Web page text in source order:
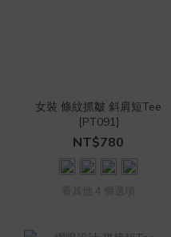
女裝 條紋抓皺 斜肩短Tee
[PT091]
NT$780
看其他 4 個選項